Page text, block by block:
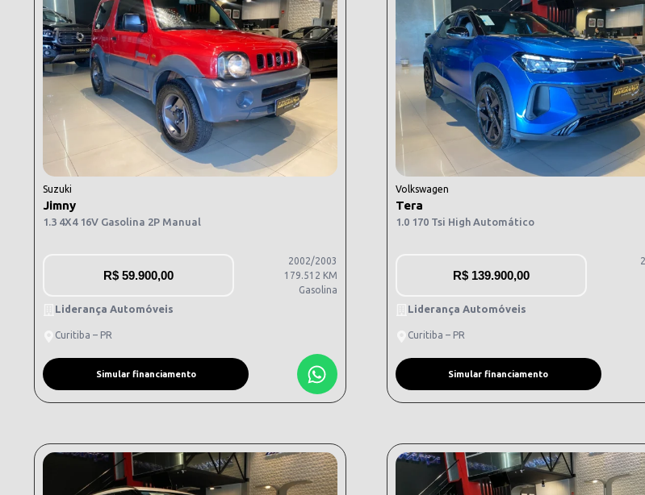
Suzuki
Jimny
1.3 4X4 16V Gasolina 2P Manual
R$ 59.900,00
2002/2003
179.512 KM
Gasolina
Liderança Automóveis
Curitiba – PR
Simular financiamento
Volkswagen
Tera
1.0 170 Tsi High Automático
R$139.900,00
Liderança Automóveis
Curitiba – PR
Simular financiamento